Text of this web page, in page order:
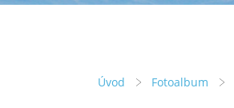
Úvod Fotoalbum